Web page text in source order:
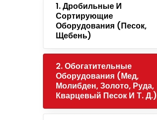
1. Дробильные И
Сортирующие
Оборудования (песок,
Щебень)
2. Обогатительные
Оборудования (мед,
Молибден, Золото, Руда,
Кварцевый Песок И Т. Д.)